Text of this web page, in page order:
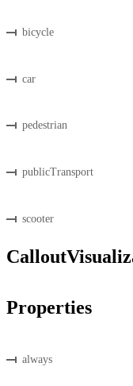
bicycle
car
pedestrian
publicTransport
scooter
Properties
always